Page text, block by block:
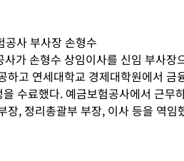
사 부사장 손형수
사가 손형수 상임이사를 신임 부사
하고 연세대학교 경제대학원에서 금
수료했다. 예금보험공사에서 근무
장, 정리총괄부 부장, 이사 등을 역